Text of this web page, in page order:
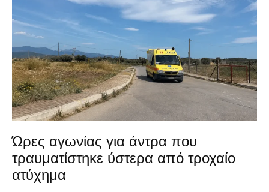
Ώρες αγωνίας για άντρα που
τραυματίστηκε ύστερα από τροχαίο
ατύχημα